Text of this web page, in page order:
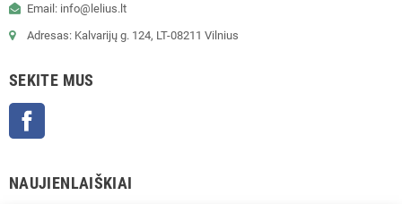
Email: info@lelius.lt
Adresas: Kalvarijų g. 124, LT-08211 Vilnius
SEKITE MUS
NAUJIENLAIŠKIAI